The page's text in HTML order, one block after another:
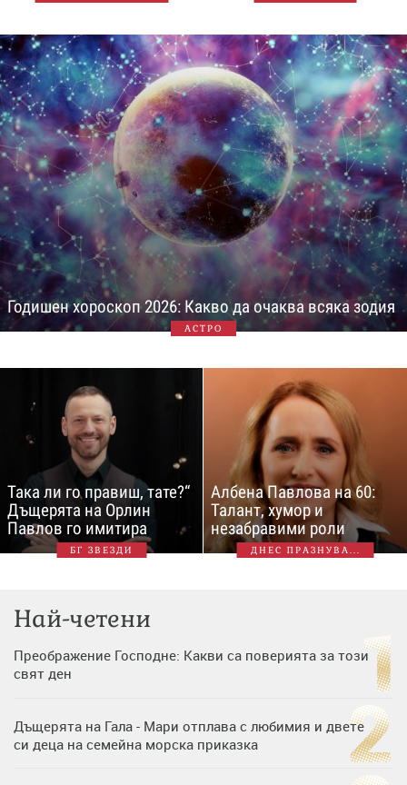
Годишен хороскоп 2026: Какво да очаква всяка зодия
АСТРО
Така ли го правиш, тате?“
Дъщерята на Орлин
Павлов го имитира
БГ ЗВЕЗДИ
Албена Павлова на 60:
Талант, хумор и
незабравими роли
ДНЕС ПРАЗНУВА...
Най-четени
Преображение Господне: Какви са поверията за този
свят ден
Дъщерята на Гала - Мари отплава с любимия и двете
си деца на семейна морска приказка